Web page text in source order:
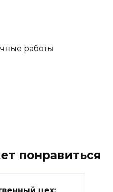
работы
понравиться
цех;